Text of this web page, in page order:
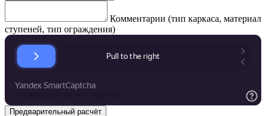
Комментарии (тип каркаса, материал
ступеней, тип ограждения)